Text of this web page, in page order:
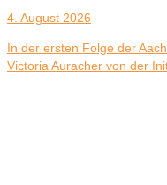
4. August 2026
In der ersten Folge der
Victoria Auracher von der